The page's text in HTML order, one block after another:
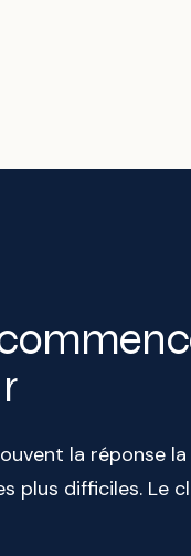
la réponse
plus difficiles. Le